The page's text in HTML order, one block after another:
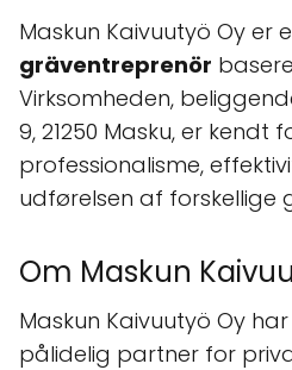
Maskun Kaivuutyö Oy er
gräventreprenör
Virksomheden,
9, 21250 Masku, er kendt
professionalisme,
udførelsen af forskellige
Om Maskun
Maskun Kaivuutyö Oy
pålidelig partner for